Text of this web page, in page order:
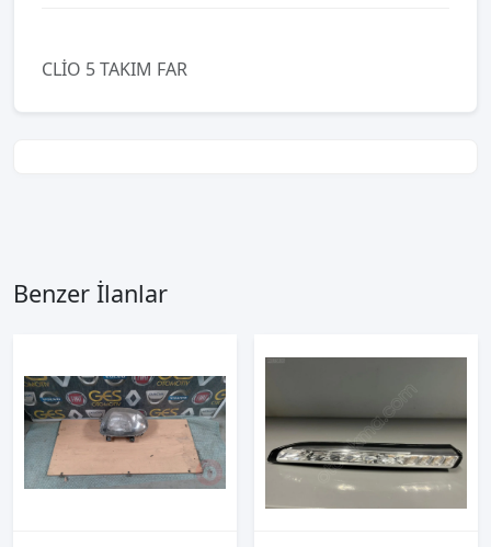
CLİO 5 TAKIM FAR
Benzer İlanlar